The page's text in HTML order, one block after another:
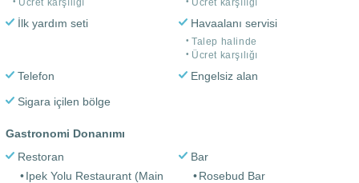
Ücret karşılığı
Ücret karşılığı
İlk yardım seti Havaalanı servisi
Talep halinde
Ücret karşılığı
Telefon
Engelsiz alan
Sigara içilen bölge
Gastronomi Donanımı
Restoran
Ipek Yolu Restaurant (Main
Bar
Rosebud Bar